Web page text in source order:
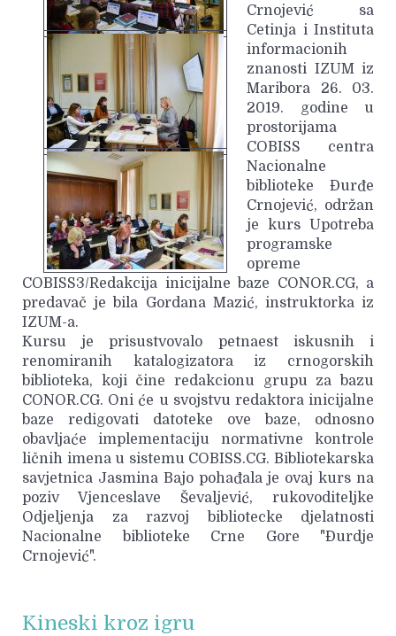
Crnojević sa
Cetinja i Instituta
informacionih
znanosti IZUM iz
Maribora 26. 03.
2019. godine u
prostorijama
COBISS centra
Nacionalne
biblioteke Đurđe
Crnojević, održan
je kurs Upotreba
programske
opreme
COBISS3/Redakcija inicijalne baze CONOR.CG, a
predavač je bila Gordana Mazić, instruktorka iz
IZUM-a.
Kursu je prisustvovalo petnaest iskusnih i
renomiranih katalogizatora iz crnogorskih
biblioteka, koji čine redakcionu grupu za bazu
CONOR.CG. Oni će u svojstvu redaktora inicijalne
baze redigovati datoteke ove baze, odnosno
obavljaće implementaciju normativne kontrole
ličnih imena u sistemu COBISS.CG. Bibliotekarska
savjetnica Jasmina Bajo pohađala je ovaj kurs na
poziv Vjenceslave Ševaljević, rukovoditeljke
Odjeljenja za razvoj bibliotecke djelatnosti
Nacionalne biblioteke Crne Gore "Đurdje
Crnojević".
Kineski kroz igru